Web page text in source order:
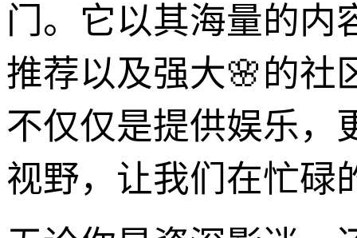
门。它以其海量的内
推荐以及强大🌸的社
不仅仅是提供娱乐，
视野，让我们在忙碌